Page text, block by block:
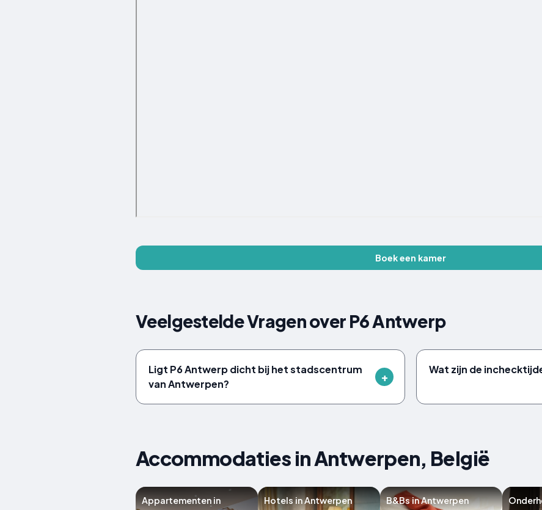
Boek een kamer
Veelgestelde Vragen over P6 Antwerp
Ligt P6 Antwerp dicht bij het stadscentrum
van Antwerpen?
Wat zijn de
Accommodaties in Antwerpen, België
Appartementen in
Hotels in Antwerpen B&Bs in Antwerpen